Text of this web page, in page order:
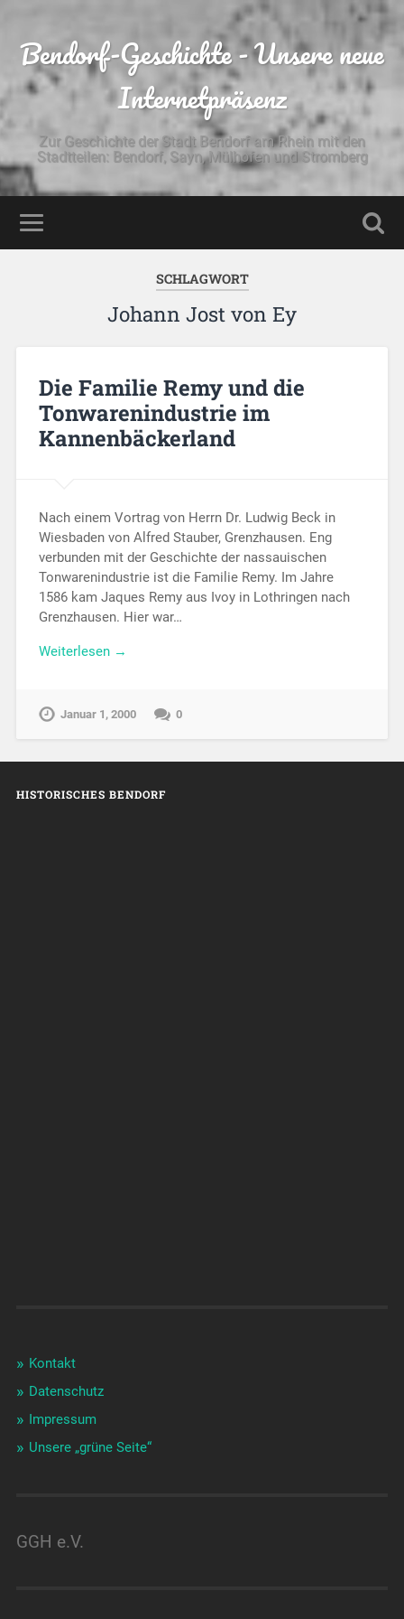
Bendorf-Geschichte - Unsere neue
Internetpräsenz
Zur Geschichte der Stadt Bendorf am Rhein mit den
Stadtteilen: Bendorf, Sayn, Mülhofen und Stromberg
SCHLAGWORT
Johann Jost von Ey
Die Familie Remy und die
Tonwarenindustrie im
Kannenbäckerland
Nach einem Vortrag von Herrn Dr. Ludwig Beck in
Wiesbaden von Alfred Stauber, Grenzhausen. Eng
verbunden mit der Geschichte der nassauischen
Tonwarenindustrie ist die Familie Remy. Im Jahre
1586 kam Jaques Remy aus Ivoy in Lothringen nach
Grenzhausen. Hier war…
Weiterlesen →
Januar 1, 2000 0
HISTORISCHES BENDORF
Kontakt
Datenschutz
Impressum
Unsere „grüne Seite“
GGH e.V.